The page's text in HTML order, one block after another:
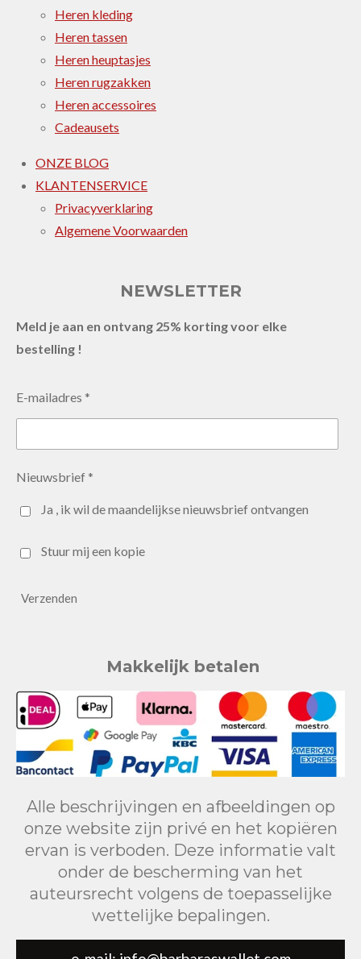
Heren kleding
Heren tassen
Heren heuptasjes
Heren rugzakken
Heren accessoires
Cadeausets
ONZE BLOG
KLANTENSERVICE
Privacyverklaring
Algemene Voorwaarden
NEWSLETTER
Meld je aan en ontvang 25% korting voor elke
bestelling !
E-mailadres *
Nieuwsbrief *
Ja , ik wil de maandelijkse nieuwsbrief ontvangen
Stuur mij een kopie
Verzenden
Makkelijk betalen
Alle beschrijvingen en afbeeldingen op
onze website zijn privé en het kopiëren
ervan is verboden. Deze informatie valt
onder de bescherming van het
auteursrecht volgens de toepasselijke
wettelijke bepalingen.